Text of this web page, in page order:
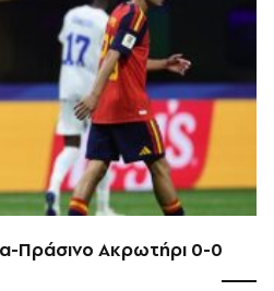
Πράσινο Ακρωτήρι 0-0